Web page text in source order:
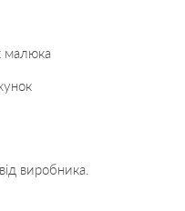
малюка
виробника.